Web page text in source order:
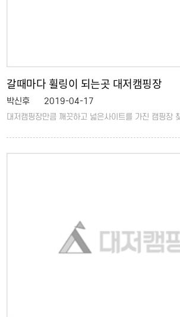
갈때마다 휠링이 되는곳 대저캠핑장
박신후 2019-04-17
대저캠핑장만큼 깨끗하고 넓은사이트를 가진 캠핑장